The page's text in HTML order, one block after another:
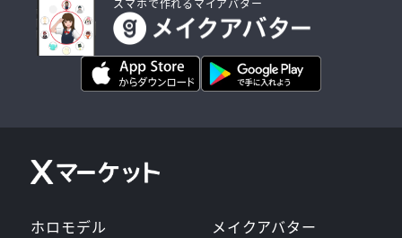
ホロモデル メイクアバター